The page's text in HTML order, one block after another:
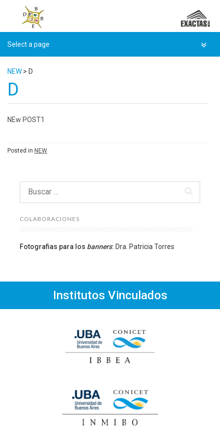
content
NEW > D
D
NEw POST1
Posted in NEW
COLABORACIONES
Fotografias para los banners: Dra. Patricia Torres
Institutos Vinculados